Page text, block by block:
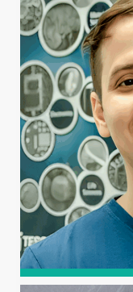
Graduado em
em Produção
dos Vales do
Fitotecnia (2014)